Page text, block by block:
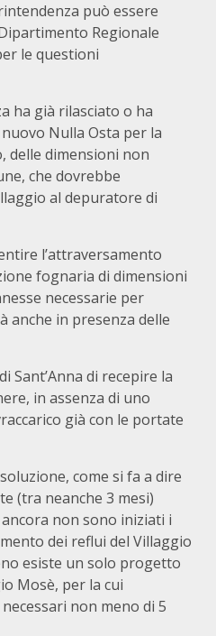
può essere
Regionale
le questioni
ha già rilasciato o ha
Nulla Osta per la
delle dimensioni non
che dovrebbe
al depuratore di
l’attraversamento
fognaria di dimensioni
necessarie per
anche in presenza delle
Sant’Anna di recepire la
in assenza di uno
già con le portate
come si fa a dire
(tra neanche 3 mesi)
non sono iniziati i
dei reflui del Villaggio
esiste un solo progetto
Mosè, per la cui
non meno di 5